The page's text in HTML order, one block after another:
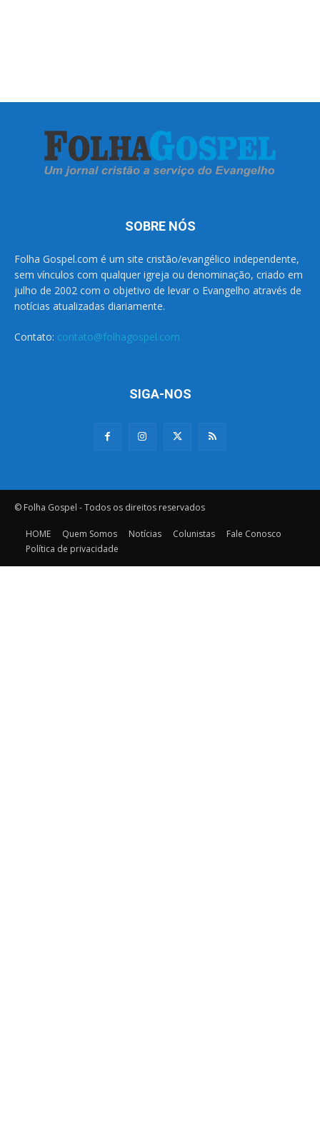
SOBRE NÓS
Folha Gospel.com é um site cristão/evangélico independente,
sem vínculos com qualquer igreja ou denominação, criado em
julho de 2002 com o objetivo de levar o Evangelho através de
notícias atualizadas diariamente.
Contato: contato@folhagospel.com
SIGA-NOS
© Folha Gospel - Todos os direitos reservados
HOME Quem Somos Notícias Colunistas
Fale Conosco
Política de privacidade